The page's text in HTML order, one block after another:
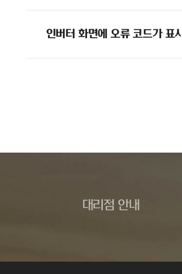
인버터 화면에 오류 코드가 표
대리점 안내